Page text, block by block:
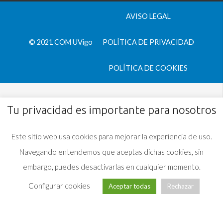
© 2021 COM UVigo
AVISO LEGAL
POLÍTICA DE PRIVACIDAD
POLÍTICA DE COOKIES
Tu privacidad es importante para nosotros
Este sitio web usa cookies para mejorar la experiencia de uso.
Navegando entendemos que aceptas dichas cookies, sin
embargo, puedes desactivarlas en cualquier momento.
Configurar cookies Aceptar todas Rechazar